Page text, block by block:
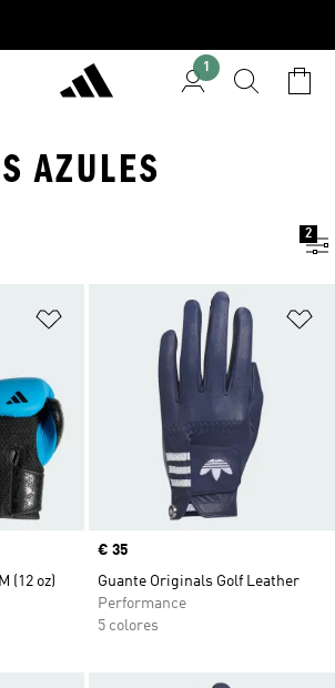
1
AZULES
2
Añadir a la lista de deseos
(12 oz)
Precio
€ 35
Guante Originals Golf Leather
Performance
5 colores